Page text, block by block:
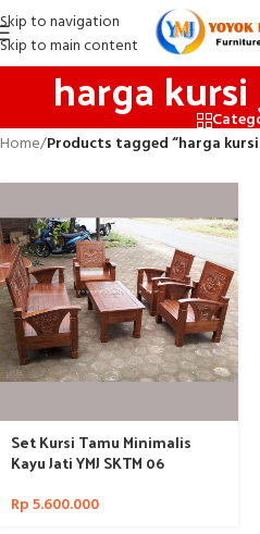
Skip to navigation
Skip to main content
harga
Home/Products tagged “harga
Set Kursi Tamu Minimalis
Kayu Jati YMJ SKTM 06
Rp5.600.000